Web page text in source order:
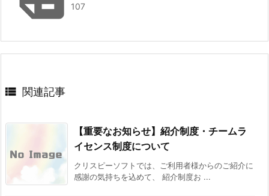
107
 関連記事
【重要なお知らせ】紹介制度・チームラ
イセンス制度について
クリスピーソフトでは、ご利用者様からのご紹介に
感謝の気持ちを込めて、 紹介制度お ...